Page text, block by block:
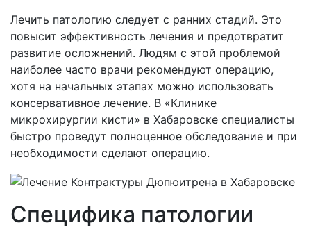
Лечить патологию следует с ранних стадий. Это
повысит эффективность лечения и предотвратит
развитие осложнений. Людям с этой проблемой
наиболее часто врачи рекомендуют операцию,
хотя на начальных этапах можно использовать
консервативное лечение. В «Клинике
микрохирургии кисти» в Хабаровске специалисты
быстро проведут полноценное обследование и при
необходимости сделают операцию.
Специфика патологии